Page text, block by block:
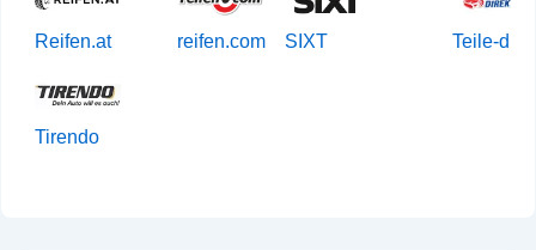
Reifen.at reifen.com SIXT Teile-
Tirendo